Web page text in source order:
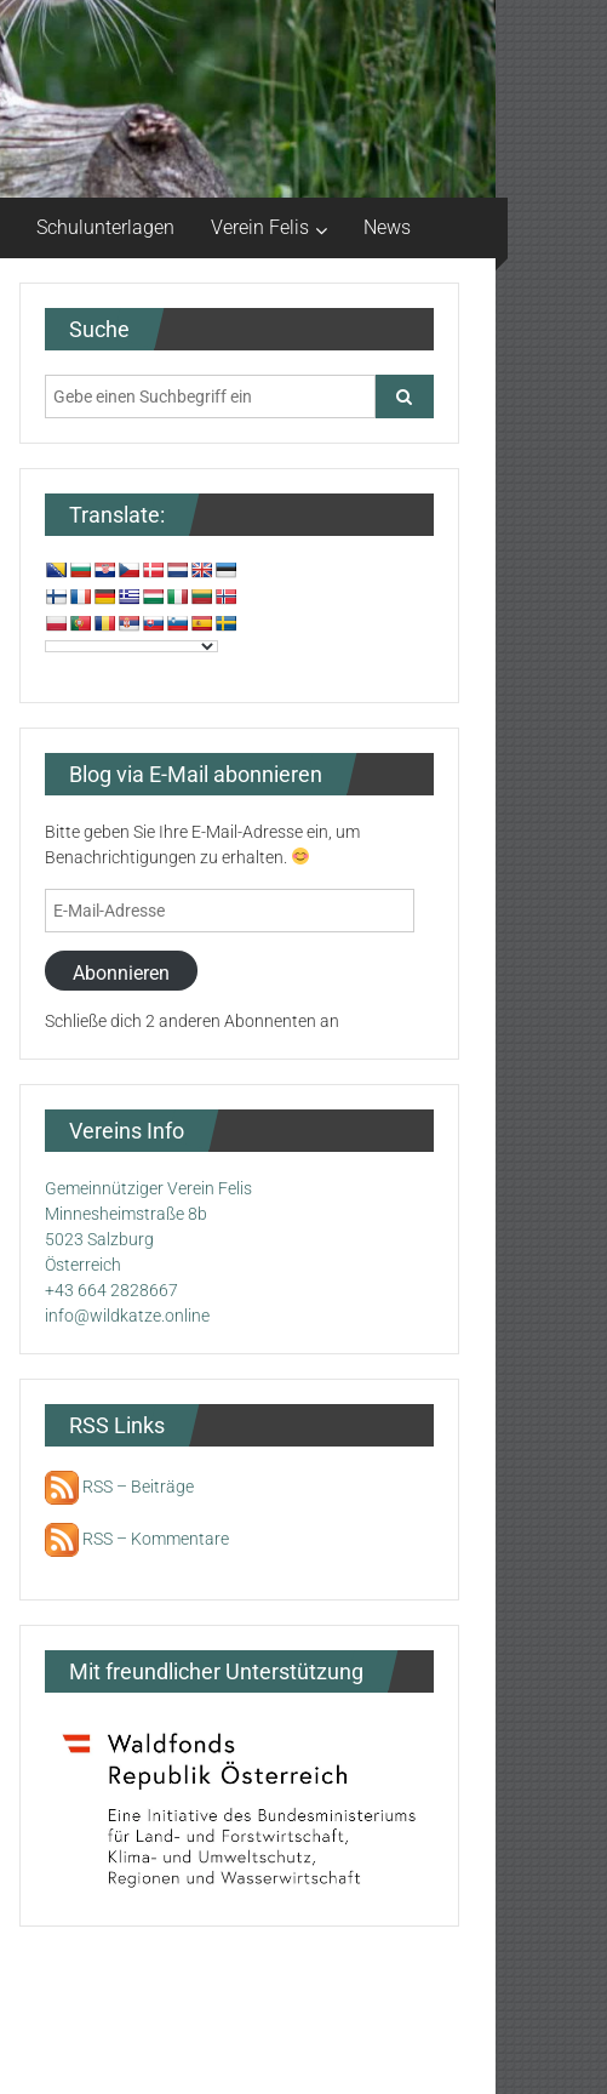
Schulunterlagen Verein Felis News
Suche
Translate:
Blog via E-Mail abonnieren
Bitte geben Sie Ihre E-Mail-Adresse ein, um
Benachrichtigungen zu erhalten.
Adresse
Abonnieren
Schließe dich 2 anderen Abonnenten an
Vereins Info
Gemeinnütziger Verein Felis
Minnesheimstraße 8b
5023 Salzburg
Österreich
+43 664 2828667
info@wildkatze.online
RSS Links
RSS – Beiträge
RSS – Kommentare
Mit freundlicher Unterstützung